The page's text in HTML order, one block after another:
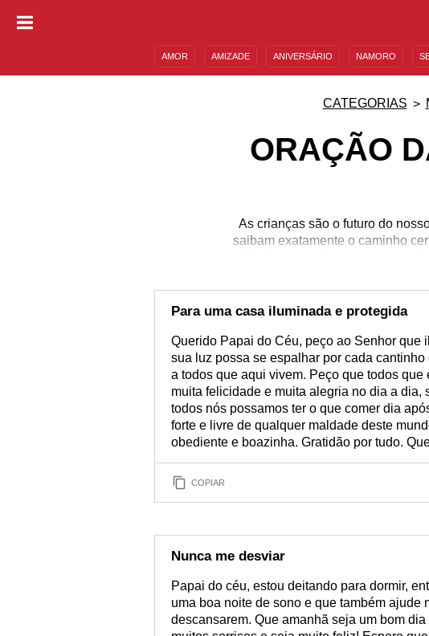
AMOR AMIZADE ANIVERSÁRIO NAMORO
CATEGORIAS
ORAÇÃO
As crianças são o futuro do
saibam exatamente o caminho
Afinal, quem não tem em sua
absorver os ensinamentos que
com Deus na rotina de seu
Para uma casa iluminada e protegida
Querido Papai do Céu, peço ao Senhor que
sua luz possa se espalhar por cada
a todos que aqui vivem. Peço que todos que
muita felicidade e muita alegria no dia a dia,
todos nós possamos ter o que comer dia
forte e livre de qualquer maldade deste
obediente e boazinha. Gratidão por tudo.
COPIAR
Nunca me desviar
Papai do céu, estou deitando para dormir,
uma boa noite de sono e que também ajude
descansarem. Que amanhã seja um bom